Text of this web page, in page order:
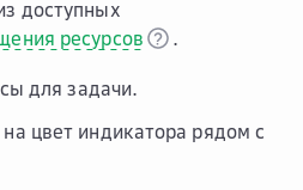
доступных
ресурсов
.
для задачи.
цвет индикатора рядом с